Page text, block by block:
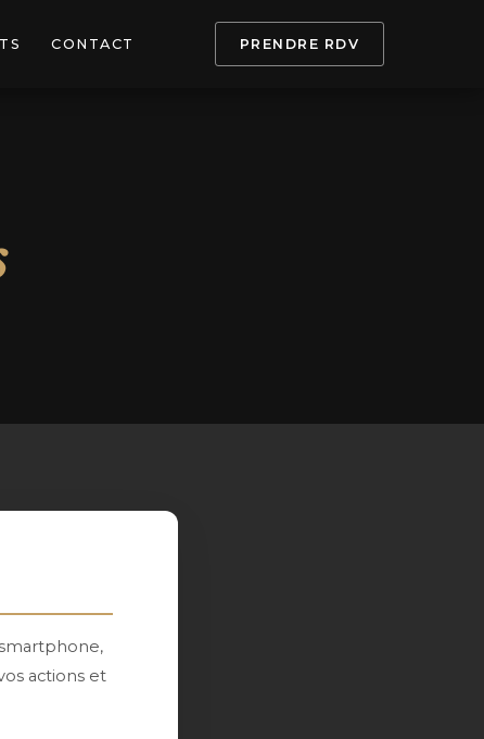
CONTACT PRENDRE RDV
actions et